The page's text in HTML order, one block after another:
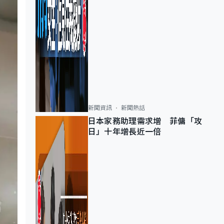
新聞資訊 新聞熱話
日本家務助理需求增 菲傭「攻
日」十年增長近一倍